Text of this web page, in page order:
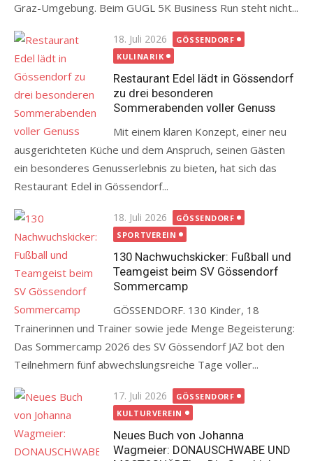
Graz-Umgebung. Beim GUGL 5K Business Run steht nicht...
Posted
on
18. Juli 2026
GÖSSENDORF
KULINARIK
Restaurant Edel lädt in Gössendorf
zu drei besonderen
Sommerabenden voller Genuss
Mit einem klaren Konzept, einer neu
ausgerichteten Küche und dem Anspruch, seinen Gästen
ein besonderes Genusserlebnis zu bieten, hat sich das
Restaurant Edel in Gössendorf...
Posted
on
18. Juli 2026
GÖSSENDORF
SPORTVEREIN
130 Nachwuchskicker: Fußball und
Teamgeist beim SV Gössendorf
Sommercamp
GÖSSENDORF. 130 Kinder, 18
Trainerinnen und Trainer sowie jede Menge Begeisterung:
Das Sommercamp 2026 des SV Gössendorf JAZ bot den
Teilnehmern fünf abwechslungsreiche Tage voller...
Posted
on
17. Juli 2026
GÖSSENDORF
KULTURVEREIN
Neues Buch von Johanna
Wagmeier: DONAUSCHWABE UND